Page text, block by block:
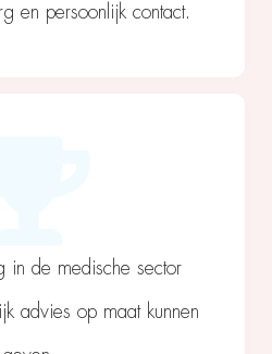
en persoonlijk contact.
in de medische sector
advies op maat kunnen